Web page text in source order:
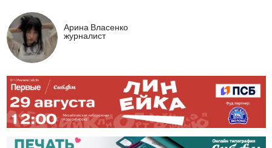
Арина Власенко
журналист